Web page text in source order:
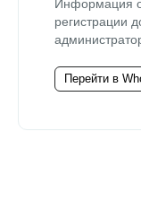
Информация о
регистрации
Перейти в